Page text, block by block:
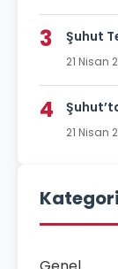
3 Şuhut
21 Nisan
4
21 Nisan